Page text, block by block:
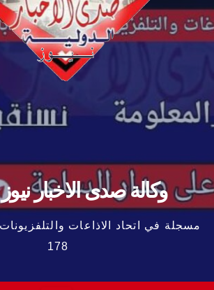
وكالة صدى الاخبار نيوز
مسجلة في اتحاد الاذاعات
178